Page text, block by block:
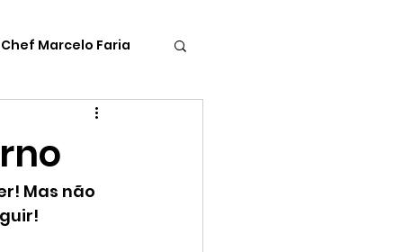
Chef Marcelo Faria
Para as crianças
Mas não